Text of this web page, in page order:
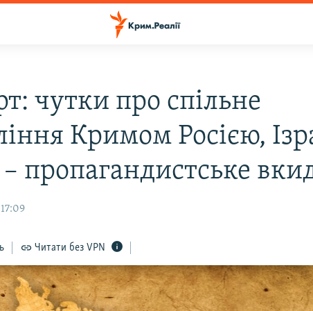
чутки про спільне
Кримом Росією,
пропагандистське
Читати без VPN